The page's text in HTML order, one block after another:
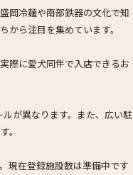
岡冷麺や南部鉄器の文化で知
ら注目を集めています。
際に愛犬同伴で入店できるお
が異なります。また、広い駐
。
現在登録施設数は準備中です